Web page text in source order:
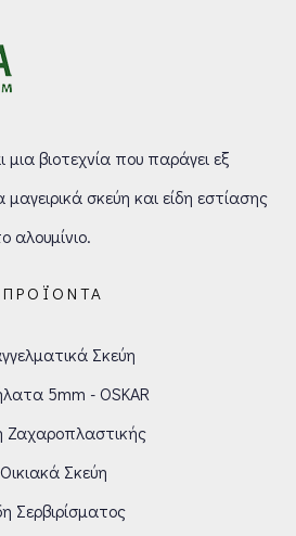
βιοτεχνία που παράγει εξ
σκεύη και είδη εστίασης
αλουμίνιο.
ΠΡΟΪΌΝΤΑ
Σκεύη
5mm - OSKAR
Ζαχαροπλαστικής
Οικιακά Σκεύη
Σερβιρίσματος